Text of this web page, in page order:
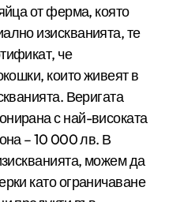
от ферма, която
изискванията, те
че
които живеят в
Веригата
с най-високата
– 10 000 лв. В
можем да
като ограничаване